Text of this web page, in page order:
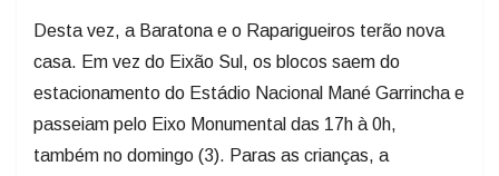
Desta vez, a Baratona e o Raparigueiros terão nova
casa. Em vez do Eixão Sul, os blocos saem do
estacionamento do Estádio Nacional Mané Garrincha e
passeiam pelo Eixo Monumental das 17h à 0h,
também no domingo (3). Paras as crianças, a